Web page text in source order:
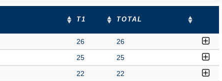
T1 TOTAL
26
26
25
25
22
22